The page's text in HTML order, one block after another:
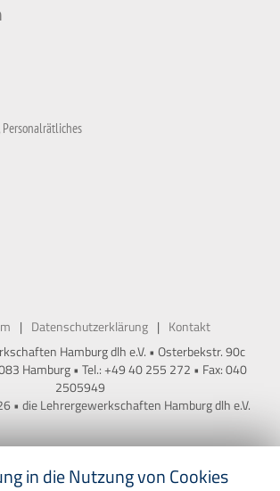
Personalrätliches
Datenschutzerklärung
Kontakt
Hamburg dlh e.V. • Osterbekstr. 90c
Hamburg • Tel.: +49 40 255 272 • Fax: 040
2505949
• die Lehrergewerkschaften Hamburg dlh e.V.
in die Nutzung von Cookies